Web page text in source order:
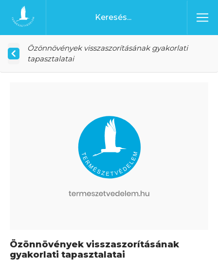
Ugrás a tartalomhoz
Főoldal
Özönnövények visszaszorításának gyakorlati
tapasztalatai
Özönnövények visszaszorításának
gyakorlati tapasztalatai